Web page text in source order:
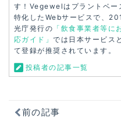
す！Vegewelはプラントベー
特化したWebサービスで、
光庁発行の 「飲食事業者等に
応ガイド」 では日本サービス
て登録が推奨されています。
投稿者の記事一覧
前の記事